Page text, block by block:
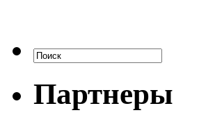
Партнеры